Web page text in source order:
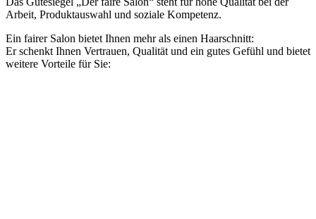
Arbeit, Produktauswahl und soziale Kompetenz.
Ein fairer Salon bietet Ihnen mehr als einen Haarschnitt:
Er schenkt Ihnen Vertrauen, Qualität und ein gutes Gefühl und bietet
weitere Vorteile für Sie: